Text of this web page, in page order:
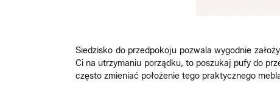
Siedzisko do przedpokoju pozwala wygodnie
Ci na utrzymaniu porządku, to poszukaj pufy do
często zmieniać położenie tego praktycznego